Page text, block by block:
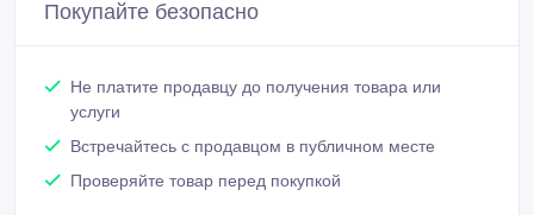
Покупайте безопасно
Не платите продавцу до получения товара или
услуги
Встречайтесь с продавцом в публичном месте
Проверяйте товар перед покупкой